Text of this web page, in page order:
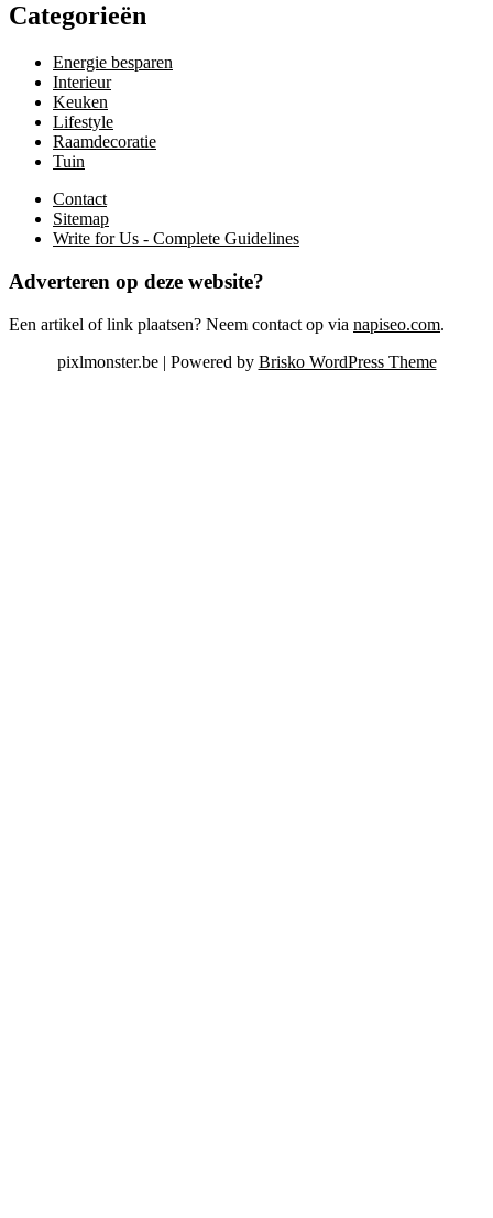
Categorieën
Energie besparen
Interieur
Keuken
Lifestyle
Raamdecoratie
Tuin
Contact
Sitemap
Write for Us - Complete Guidelines
Adverteren op deze website?
Een artikel of link plaatsen? Neem contact op via napiseo.com.
pixlmonster.be | Powered by Brisko WordPress Theme